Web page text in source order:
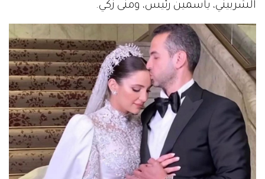
الشربيني، ياسمين رئيس، ومنى زكي.